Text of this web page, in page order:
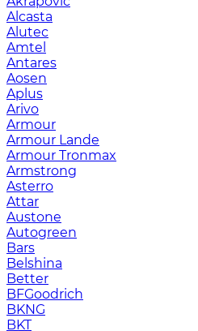
Alcasta
Alutec
Amtel
Antares
Aosen
Aplus
Arivo
Armour
Armour Lande
Armour Tronmax
Armstrong
Asterro
Attar
Austone
Autogreen
Bars
Belshina
Better
BFGoodrich
BKNG
BKT